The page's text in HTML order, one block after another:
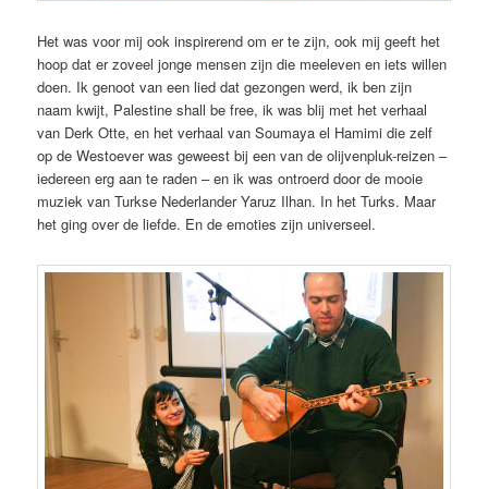
Het was voor mij ook inspirerend om er te zijn, ook mij geeft het
hoop dat er zoveel jonge mensen zijn die meeleven en iets willen
doen. Ik genoot van een lied dat gezongen werd, ik ben zijn
naam kwijt, Palestine shall be free, ik was blij met het verhaal
van Derk Otte, en het verhaal van Soumaya el Hamimi die zelf
op de Westoever was geweest bij een van de olijvenpluk-reizen –
iedereen erg aan te raden – en ik was ontroerd door de mooie
muziek van Turkse Nederlander Yaruz Ilhan. In het Turks. Maar
het ging over de liefde. En de emoties zijn universeel.